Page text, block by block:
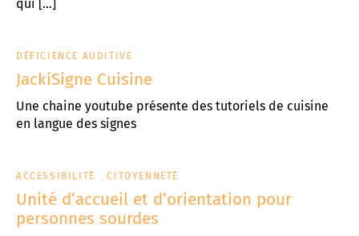
qui […]
DÉFICIENCE AUDITIVE
JackiSigne Cuisine
Une chaine youtube présente des tutoriels de cuisine
en langue des signes
ACCESSIBILITÉ CITOYENNETÉ
Unité d’accueil et d’orientation pour
personnes sourdes